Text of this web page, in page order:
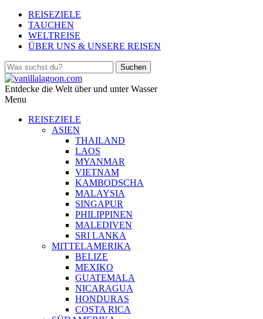
REISEZIELE
TAUCHEN
WELTREISE
ÜBER UNS & UNSERE REISEN
Entdecke die Welt über und unter Wasser
Menu
REISEZIELE
ASIEN
THAILAND
LAOS
MYANMAR
VIETNAM
KAMBODSCHA
MALAYSIA
SINGAPUR
PHILIPPINEN
MALEDIVEN
SRI LANKA
MITTELAMERIKA
BELIZE
MEXIKO
GUATEMALA
NICARAGUA
HONDURAS
COSTA RICA